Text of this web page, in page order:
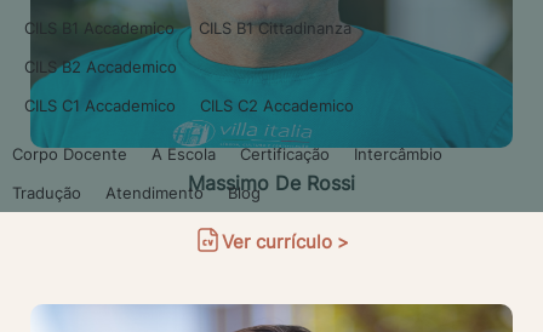
CILS B1 Accademico
CILS B1 Cittadinanza
CILS B2 Accademico
CILS C1 Accademico
CILS C2 Accademico
Corpo Docente A Escola Certificação
Intercâmbio
Tradução
Atendimento Blog
Massimo De Rossi
Ver currículo >